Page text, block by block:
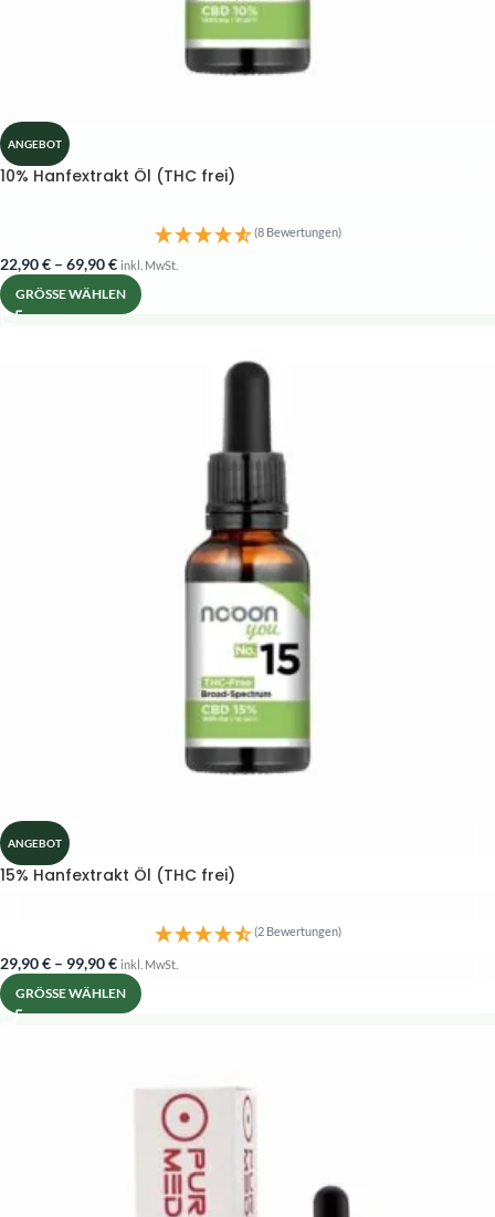
ANGEBOT
10% Hanfextrakt Öl (THC frei)
22,90€ – 69,90€ inkl. MwSt.
GRÖSSE WÄHLEN
(8 Bewertungen)
ANGEBOT
15% Hanfextrakt Öl (THC frei)
29,90€ – 99,90€ inkl. MwSt.
GRÖSSE WÄHLEN
(2 Bewertungen)